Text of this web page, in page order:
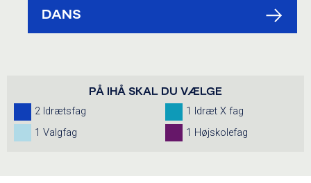
DANS
PÅ IHÅ SKAL DU VÆLGE
2 Idrætsfag
1 Idræt X fag
1 Valgfag
1 Højskolefag